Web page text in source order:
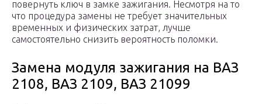
повернуть ключ в замке зажигания. Несмотря на то
что процедура замены не требует значительных
временных и физических затрат, лучше
самостоятельно снизить вероятность поломки.
Замена модуля зажигания на ВАЗ
2108, ВАЗ 2109, ВАЗ 21099